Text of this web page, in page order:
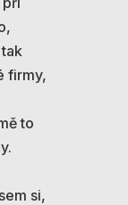
firmy,
to
si,